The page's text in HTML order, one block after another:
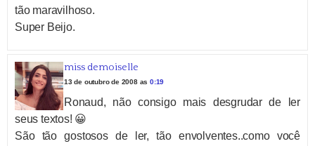
tão maravilhoso.
Super Beijo.
miss demoiselle
13 de outubro de 2008 as0:19
Ronaud, não consigo mais desgrudar de ler
seus textos! 😀
São tão gostosos de ler, tão envolventes..como você